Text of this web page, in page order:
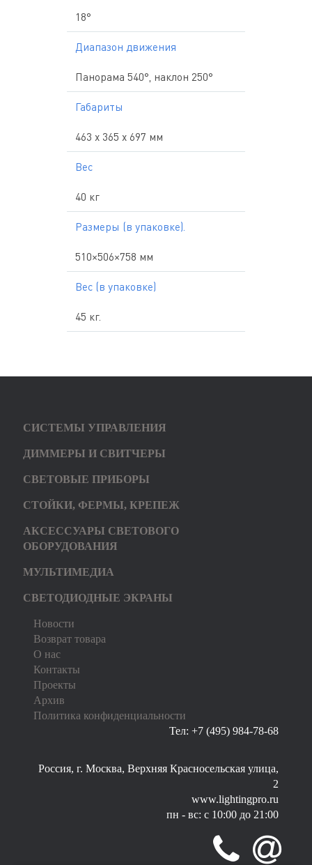
18°
Диапазон движения
Панорама 540°, наклон 250°
Габариты
463 х 365 х 697 мм
Вес
40 кг
Размеры (в упаковке).
510×506×758 мм
Вес (в упаковке)
45 кг.
СИСТЕМЫ УПРАВЛЕНИЯ
ДИММЕРЫ И СВИТЧЕРЫ
СВЕТОВЫЕ ПРИБОРЫ
СТОЙКИ, ФЕРМЫ, КРЕПЕЖ
АКСЕССУАРЫ СВЕТОВОГО
ОБОРУДОВАНИЯ
МУЛЬТИМЕДИА
СВЕТОДИОДНЫЕ ЭКРАНЫ
Новости
Возврат товара
О нас
Контакты
Проекты
Архив
Политика конфиденциальности
Тел: +7 (495) 984-78-68
Россия, г. Москва, Верхняя Красносельская улица,
2
www.lightingpro.ru
пн - вс: с 10:00 до 21:00